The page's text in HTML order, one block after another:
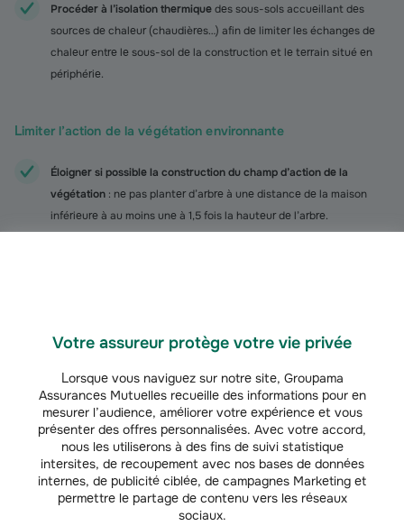
Votre assureur protège votre vie privée
Lorsque vous naviguez sur notre site, Groupama
Assurances Mutuelles recueille des informations pour en
mesurer l’audience, améliorer votre expérience et vous
présenter des offres personnalisées. Avec votre accord,
nous les utiliserons à des fins de suivi statistique
intersites, de recoupement avec nos bases de données
internes, de publicité ciblée, de campagnes Marketing et
permettre le partage de contenu vers les réseaux
sociaux.
Procéder à l’isolation thermiquedes sous-sols accueillant des
sources de chaleur (chaudières…) afin de limiter les échanges de
chaleur entre le sous-sol de la construction et le terrain situé en
périphérie.
Limiter l’action de la végétation environnante
Éloigner si possible la construction du champ d’action de la
végétation : ne pas planter d’arbre à une distance de la maison
inférieure à au moins une à 1,5 fois la hauteur de l’arbre.
RGA : assurance et démarches pour être indemnisé
Les dommages liés au RGA peuvent être couverts dans le cadre de la
garantiecatastrophes naturellesde votre contrat habitation. Dans ce cas,
plusieurs conditions doivent être réunies pour que votre assurance puisse
vous indemniser :
arrêté interministériel publié au Journal officiel doit reconnaître
l’état de catastrophe naturelle pour la sécheresse dans la
commune où se trouvent vos biens ;